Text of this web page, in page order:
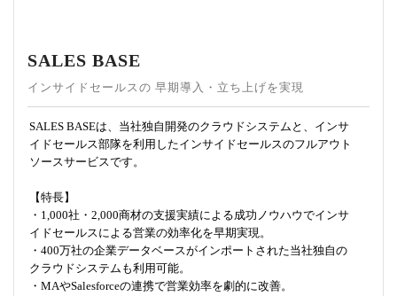
SALES BASE
インサイドセールスの 早期導入・立ち上げを実現
SALES BASEは、当社独自開発のクラウドシステムと、インサ
イドセールス部隊を利用したインサイドセールスのフルアウト
ソースサービスです。
【特長】
・1,000社・2,000商材の支援実績による成功ノウハウでインサ
イドセールスによる営業の効率化を早期実現。
・400万社の企業データベースがインポートされた当社独自の
クラウドシステムも利用可能。
・MAやSalesforceの連携で営業効率を劇的に改善。